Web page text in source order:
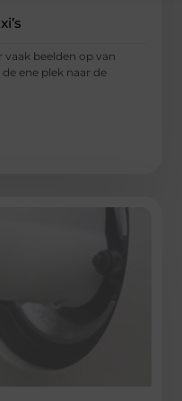
vaak beelden op van
ene plek naar de